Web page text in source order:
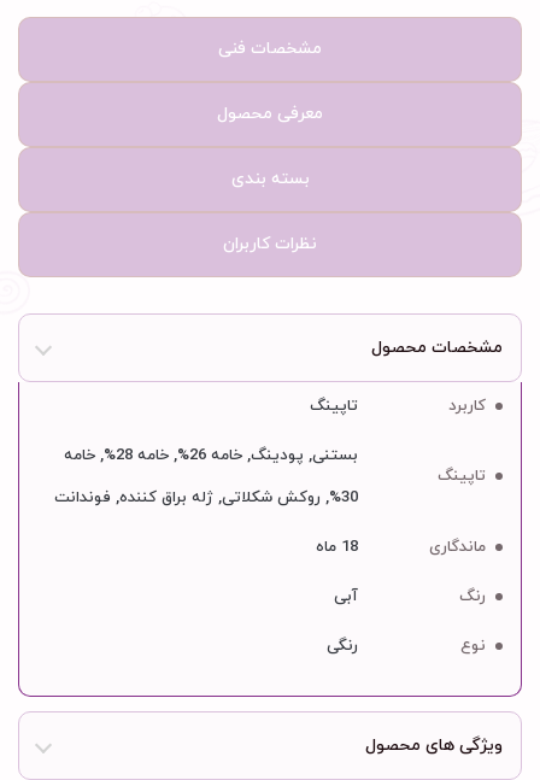
مشخصات فنی
معرفی محصول
بسته بندی
نظرات کاربران
مشخصات محصول
کاربرد تاپینگ
تاپینگ
بستنی, پودینگ, خامه 26%, خامه 28%, خامه
30%, روکش شکلاتی, ژله براق کننده, فوندانت
ماندگاری 18 ماه
رنگ آبی
نوع رنگی
ویژگی های محصول